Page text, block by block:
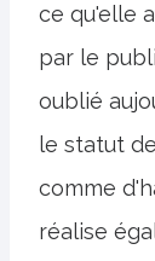
ce qu'elle
par le
oublié
le statut
comme
réalise